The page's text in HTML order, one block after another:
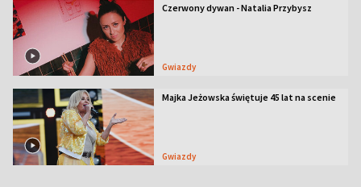
Czerwony dywan - Natalia Przybysz
Gwiazdy
Majka Jeżowska świętuje 45 lat na scenie
Gwiazdy